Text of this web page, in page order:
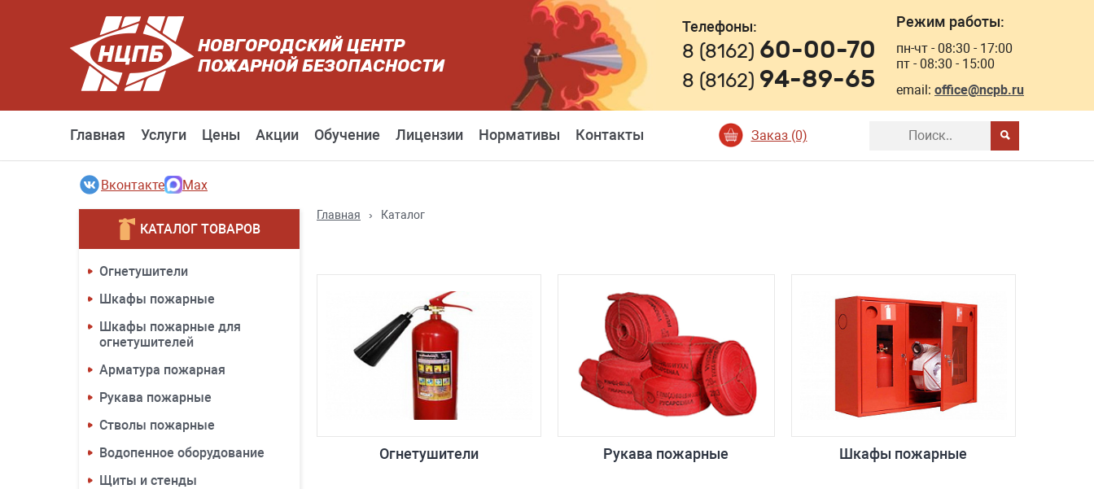
НОВГОРОДСКИЙ ЦЕНТР
ПОЖАРНОЙ БЕЗОПАСНОСТИ
Телефоны:
8 (8162) 60-00-70
8 (8162) 94-89-65
Режим работы:
пн-чт - 08:30 - 17:00
пт - 08:30 - 15:00
email: office@ncpb.ru
Главная Услуги Цены Акции Обучение Лицензии Нормативы Контакты Заказ (0)
Вконтакте Max
КАТАЛОГ ТОВАРОВ
Огнетушители
Шкафы пожарные
Шкафы пожарные для
огнетушителей
Арматура пожарная
Рукава пожарные
Стволы пожарные
Водопенное оборудование
Щиты и стенды
Главная › Каталог
Огнетушители Рукава пожарные Шкафы пожарные